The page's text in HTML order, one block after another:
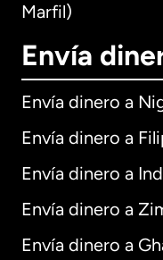
Marfil)
Envía
Envía dinero a
Envía dinero a
Envía dinero a
Envía dinero a
Envía dinero a